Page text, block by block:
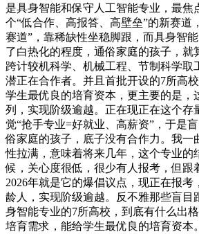
是具身智能和保守人工智能专业，最
个“低合作、高报答、高壁垒”的新赛
赛道”，靠稀缺性坐稳脚跟，而具身智
了白热化的程度，通俗家庭的孩子，
跨计较机科学、机械工程、节制科学
潜正在合作者。并且首批开设的7所高
学生最优良的培育资本，更主要的是，
列，实现阶级逾越。正在现正在这个
觉“抢手专业=好就业、高薪资”，于是
俗家庭的孩子，底子没有合作力。我一
性拉满，意味着将来几年，这个专业
候，关心度很低，很少有人报考，但跟
2026年就是它的爆倡议点，现正在报
龄人，实现阶级逾越。反不雅那些盲
身智能专业的7所高校，到底有什么出
培育需求，能给学生最优良的培育资本